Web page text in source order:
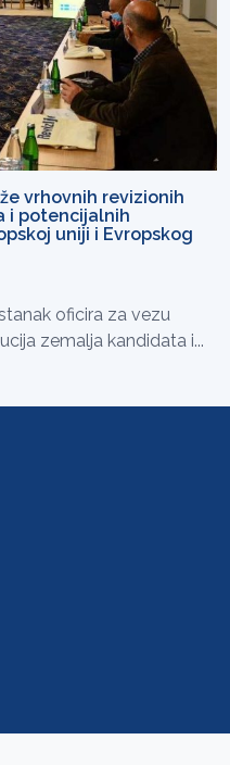
vrhovnih revizionih
i potencijalnih
uniji i Evropskog
oficira za vezu
zemalja kandidata i...